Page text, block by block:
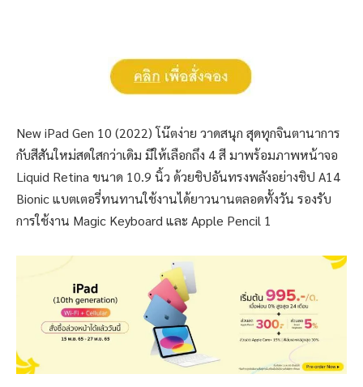
New iPad Gen 10 (2022) โน๊ตง่าย วาดสนุก สุดทุกจินตานาการ
กับสีสันใหม่สดใสกว่าเดิม มีให้เลือกถึง 4 สี มาพร้อมภาพหน้าจอ
Liquid Retina ขนาด 10.9 นิ้ว ด้วยชิปอันทรงพลังอย่างชิป A14
Bionic แบตเตอรี่ทนทานใช้งานได้ยาวนานตลอดทั้งวัน รองรับ
การใช้งาน Magic Keyboard และ Apple Pencil 1